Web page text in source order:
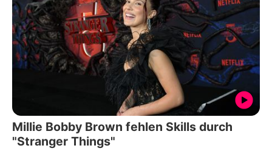
Millie Bobby Brown fehlen Skills durch
"Stranger Things"